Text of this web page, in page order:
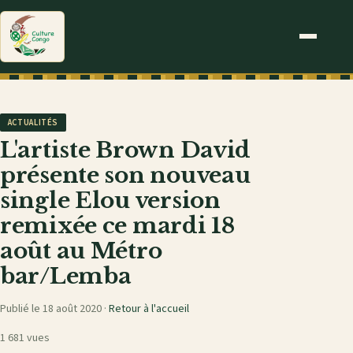
ACTUALITÉS
L'artiste Brown David
présente son nouveau
single Elou version
remixée ce mardi 18
août au Métro
bar/Lemba
Publié le 18 août 2020 · Retour à l'accueil
1 681 vues